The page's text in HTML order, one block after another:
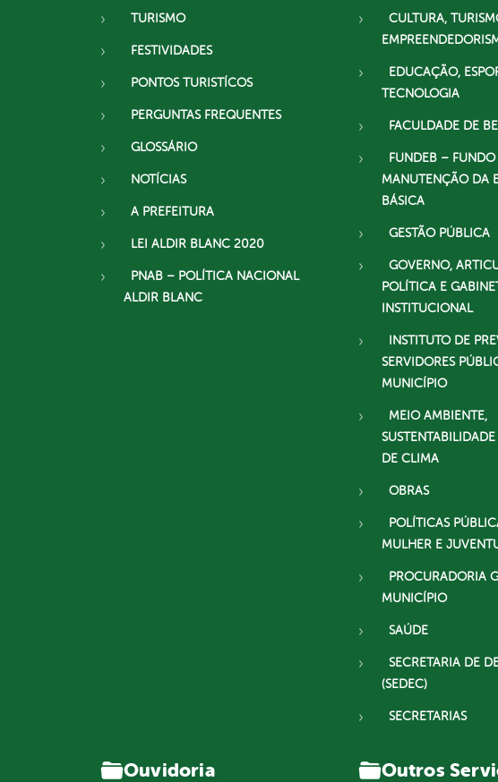
TURISMO
FESTIVIDADES
PONTOS TURISTÍCOS
PERGUNTAS FREQUENTES
GLOSSÁRIO
NOTÍCIAS
A PREFEITURA
LEI ALDIR BLANC 2020
PNAB – POLÍTICA NACIONAL
ALDIR BLANC
CULTURA,
EDUCAÇÃO,
TECNOLOGIA
FACULDADE DE
FUNDEB – FUNDO
MANUTENÇÃO DA
BÁSICA
GESTÃO PÚBLICA
GOVERNO,
POLÍTICA E
INSTITUCIONAL
INSTITUTO DE
SERVIDORES
MUNICÍPIO
MEIO AMBIENTE,
DE CLIMA
OBRAS
POLÍTICAS
MULHER E
PROCURADORIA
MUNICÍPIO
SAÚDE
SECRETARIA DE
(SEDEC)
SECRETARIAS
Ouvidoria Outros